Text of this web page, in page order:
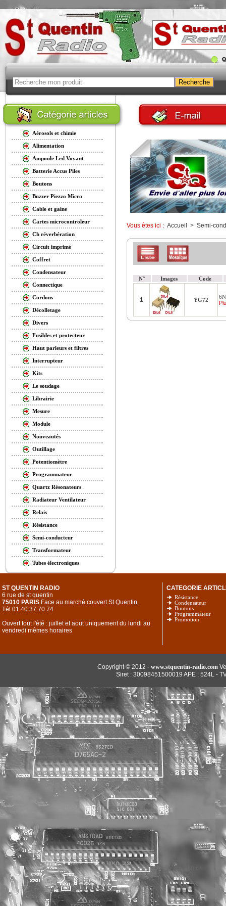
Aérosols et chimie
Alimentation
Ampoule Led Voyant
Batterie Accus Piles
Boutons
Buzzer Piezzo Micro
Cable et gaine
Cartes microcontroleur
Ch réverbération
Circuit imprimé
Coffret
Condensateur
Connectique
Cordons
Décolletage
Divers
Fusibles et protecteur
Haut parleurs et filtres
Interrupteur
Kits
Le soudage
Librairie
Mesure
Module
Nouveautés
Outillage
Potentiomètre
Programmateur
Quartz Résonateurs
Radiateur Ventilateur
Relais
Résistance
Semi-conducteur
Transformateur
Tubes électroniques
Vous êtes ici : Accueil > Semi-
N° Images Code
1 YG72
ST QUENTIN RADIO
6 rue de st quentin
75010 PARIS Face au marché couvert St Quentin.
Tél 01.40.37.70.74
Ouvert tout l'été : juillet et aout uniquement du lundi au
vendredi mêmes horaires
CATEGORIE
Résistance
Condensateur
Boutons
Programmateur
Promotion
Copyright © 2012 - www.stquentin-radio.com
Siret : 30098451500019 APE : 524L -